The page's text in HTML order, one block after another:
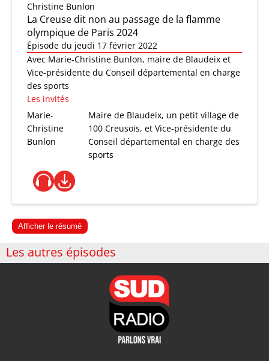
Christine Bunlon
La Creuse dit non au passage de la flamme
olympique de Paris 2024
Épisode du jeudi 17 février 2022
Avec Marie-Christine Bunlon, maire de Blaudeix et
Vice-présidente du Conseil départemental en charge
des sports
Les invités
Marie-
Christine
Bunlon
Maire de Blaudeix, un petit village de
100 Creusois, et Vice-présidente du
Conseil départemental en charge des
sports
Afficher le résumé
Les autres épisodes